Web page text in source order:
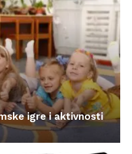
igre i aktivnosti